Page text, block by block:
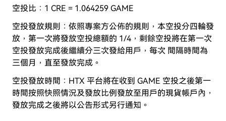
空投比：1 CRE = 1.064259 GAME
空投發放規則：依照專案方公佈的規則，本空投分四輪發
放，第一次將發放空投總額的 1/4，剩餘空投將在第一次
空投發放完成後繼續分三次發給用戶，每次 間隔時間為
三個月，直至發放完成。
空投發放時間：HTX 平台將在收到 GAME 空投之後第一
時間按照快照情況及發放比例發放至用戶的現貨帳戶內，
發放完成之後將以公告形式另行通知。